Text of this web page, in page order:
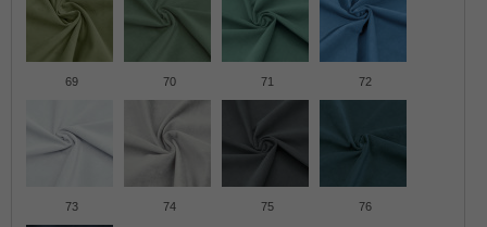
69 70 71 72
73 74 75 76